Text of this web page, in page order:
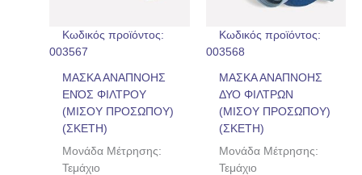
Κωδικός προϊόντος:
003567
ΜΑΣΚΑ ΑΝΑΠΝΟΗΣ
ΕΝΌΣ ΦΙΛΤΡΟΥ
(ΜΙΣΟΥ ΠΡΟΣΩΠΟΥ)
(ΣΚΕΤΗ)
Μονάδα Μέτρησης:
Τεμάχιο
Κωδικός προϊόντος:
003568
ΜΑΣΚΑ ΑΝΑΠΝΟΗΣ
ΔΥΟ ΦΙΛΤΡΩΝ
(ΜΙΣΟΥ ΠΡΟΣΩΠΟΥ)
(ΣΚΕΤΗ)
Μονάδα Μέτρησης:
Τεμάχιο